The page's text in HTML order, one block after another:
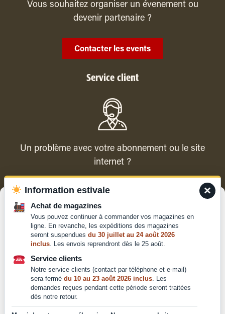
Pour offrir les meilleures expériences, nous utilisons des technologies
telles que les cookies pour stocker et/ou accéder aux informations des
appareils. Le fait de consentir à ces technologies nous permettra de
traiter des données telles que le comportement de navigation ou les ID
uniques sur ce site. Le fait de ne pas consentir ou de retirer son
consentement peut avoir un effet négatif sur certaines caractéristiques
et fonctions.
Accepter
Vous souhaitez organiser un évenement ou
devenir partenaire ?
Contacter les events
Service client
Un problème avec votre abonnement ou le site
internet ?
Contacter le service client
Mentions légales
Conditions générales de
vente et d'utilisation
confidentialité
×
Information estivale
Achat de magazines
Vous pouvez continuer à commander vos magazines en
ligne. En revanche, les expéditions des magazines
seront suspendues du 30 juillet au 24 août 2026
inclus. Les envois reprendront dès le 25 août.
Service clients
Notre service clients (contact par téléphone et e-mail)
sera fermé du 10 au 23 août 2026 inclus. Les
demandes reçues pendant cette période seront traitées
dès notre retour.